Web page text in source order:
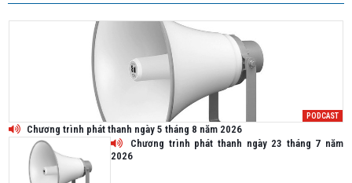
PODCAST
Chương trình phát thanh ngày 5 tháng 8 năm 2026
Chương trình phát thanh ngày 23 tháng 7 năm
2026